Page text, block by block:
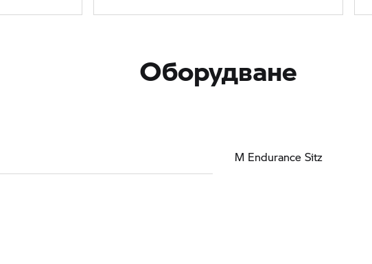
Оборудване
M Endurance Sitz